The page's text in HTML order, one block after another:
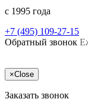
c 1995 года
+7 (495) 109-27-15
Обратный звонок
×Close
Заказать звонок